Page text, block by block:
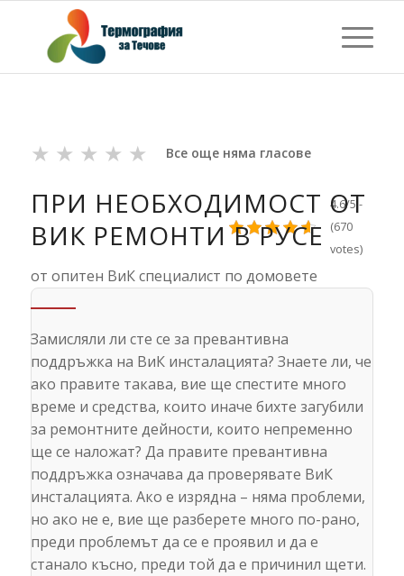
★
★
★
★
★ Все още няма гласове
ПРИ НЕОБХОДИМОСТ ОТ
ВИК РЕМОНТИ В РУСЕ
от опитен ВиК специалист по домовете
Замисляли ли сте се за превантивна
поддръжка на ВиК инсталацията? Знаете ли, че
ако правите такава, вие ще спестите много
време и средства, които иначе бихте загубили
за ремонтните дейности, които непременно
ще се наложат? Да правите превантивна
поддръжка означава да проверявате ВиК
инсталацията. Ако е изрядна – няма проблеми,
но ако не е, вие ще разберете много по-рано,
преди проблемът да се е проявил и да е
станало късно, преди той да е причинил щети.
4.6/5 -
(670
votes)